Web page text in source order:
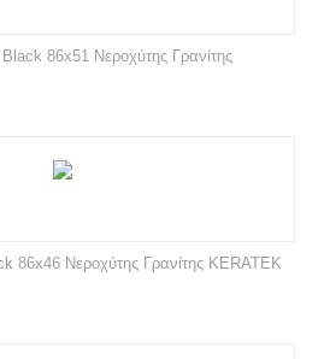
86x51 Νεροχύτης Γρανίτης
86x46 Νεροχύτης Γρανίτης KERATEK